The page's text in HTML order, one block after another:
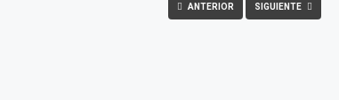
ANTERIOR SIGUIENTE